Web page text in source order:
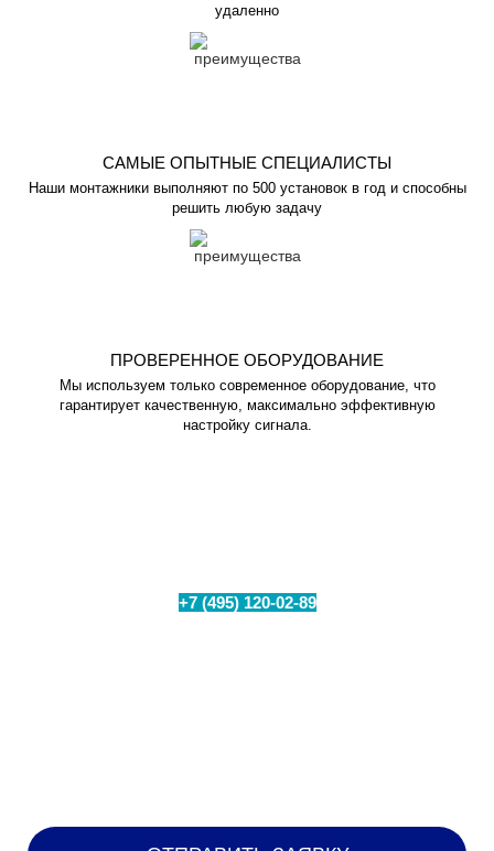
удаленно
САМЫЕ ОПЫТНЫЕ СПЕЦИАЛИСТЫ
Наши монтажники выполняют по 500 установок в год и способны
решить любую задачу
ПРОВЕРЕННОЕ ОБОРУДОВАНИЕ
Мы используем только современное оборудование, что
гарантирует качественную, максимально эффективную
настройку сигнала.
+7 (495) 120-02-89